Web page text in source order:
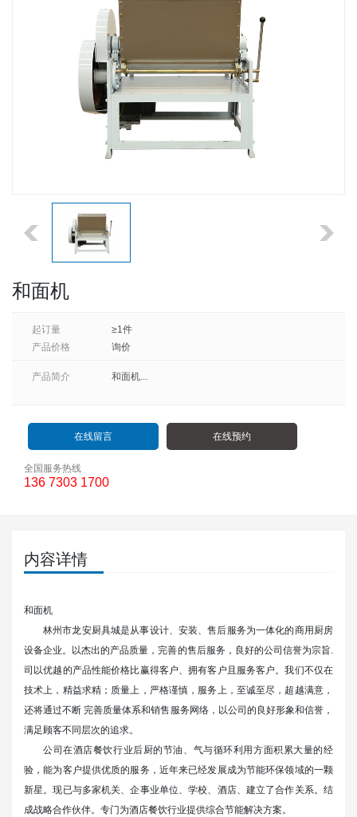
和面机
起订量
≥1件
产品价格
询价
产品简介 和面机...
在线留言 在线预约
全国服务热线
136 7303 1700
内容详情
和面机
林州市龙安厨具城是从事设计、安装、售后服务为一体化的商用厨房
设备企业。以杰出的产品质量，完善的售后服务，良好的公司信誉为宗旨.
司以优越的产品性能价格比赢得客户、拥有客户且服务客户。我们不仅在
技术上，精益求精；质量上，严格谨慎，服务上，至诚至尽，超越满意，
还将通过不断 完善质量体系和销售服务网络，以公司的良好形象和信誉，
满足顾客不同层次的追求。
公司在酒店餐饮行业后厨的节油、气与循环利用方面积累大量的经
验，能为客户提供优质的服务，近年来已经发展成为节能环保领域的一颗
新星。现已与多家机关、企事业单位、学校、酒店、建立了合作关系。结
成战略合作伙伴。专门为酒店餐饮行业提供综合节能解决方案。